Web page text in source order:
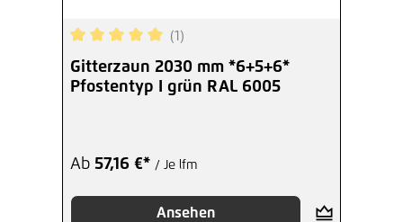
Durchschnittliche Bewertung von 5 von 5
(1)
Gitterzaun 2030 mm *6+5+6*
Pfostentyp I grün RAL 6005
Ab 57,16 €* / Je lfm
Ansehen